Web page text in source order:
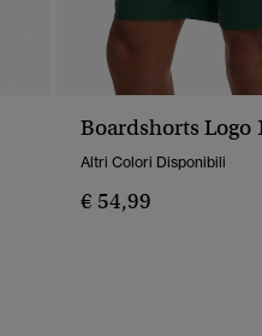
Boardshorts Logo
Altri Colori Disponibili
€ 54,99